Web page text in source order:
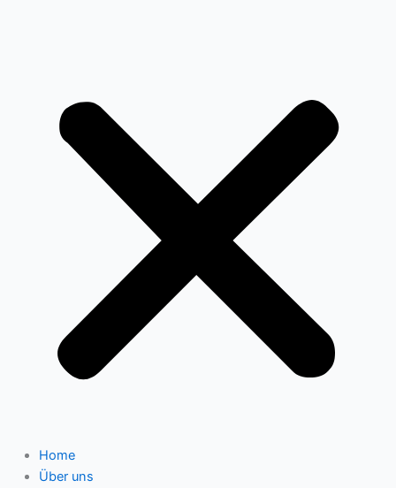
Home
Über uns